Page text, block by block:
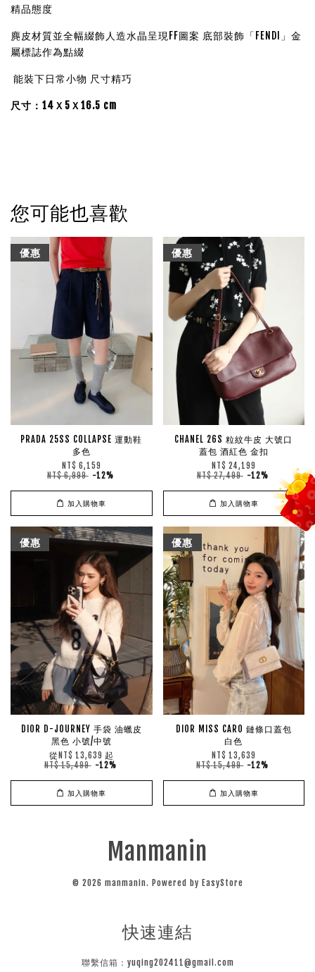
精品態度
麂皮材質並全幅綴飾人造水晶呈現FF圖案 底部裝飾「FENDI」金
屬標誌作為點綴
能裝下日常小物 尺寸精巧
尺寸：14Ｘ5Ｘ16.5 cm
您可能也喜歡
優惠
PRADA 25SS COLLAPSE 運動鞋
多色
NT$ 6,159
NT$ 6,999 -12%
加入購物車
優惠
CHANEL 26S 粒紋牛皮 大號口
蓋包 酒紅色 金扣
NT$ 24,199
NT$ 27,499 -12%
加入購物車
優惠
DIOR D-JOURNEY 手袋 油蠟皮
黑色 小號/中號
從 NT$ 13,639 起
NT$ 15,499 -12%
加入購物車
優惠
DIOR MISS CARO 鏈條口蓋包
白色
NT$ 13,639
NT$ 15,499 -12%
加入購物車
Manmanin
© 2026 manmanin. Powered by EasyStore
快速連結
聯繫信箱：yuqing202411@gmail.com